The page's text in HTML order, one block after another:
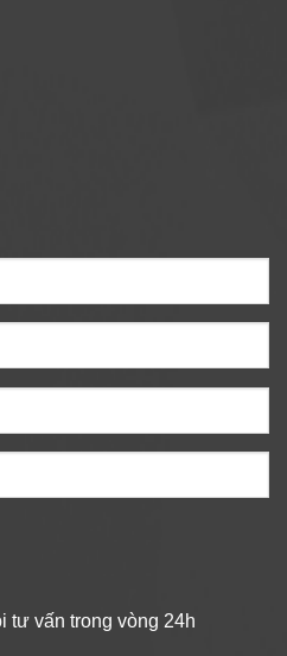
tư vấn trong vòng 24h